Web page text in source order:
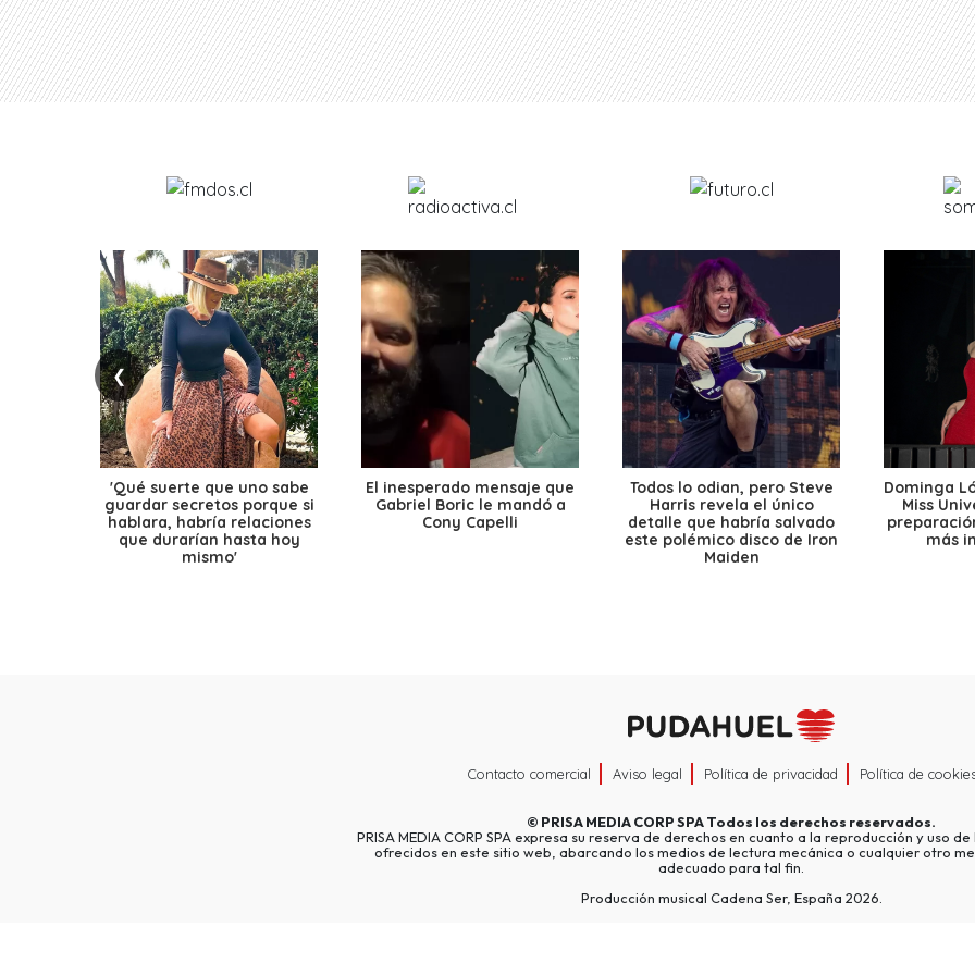
❮
'Qué suerte que uno sabe
guardar secretos porque si
hablara, habría relaciones
que durarían hasta hoy
mismo'
El inesperado mensaje que
Gabriel Boric le mandó a
Cony Capelli
Todos lo odian, pero Steve
Harris revela el único
detalle que habría salvado
este polémico disco de Iron
Maiden
Dominga
Miss
más
Contacto comercial Aviso legal Política de privacidad Política de
© PRISA MEDIA CORP SPATodos los derechos reservados.
PRISA MEDIA CORP SPA expresa su reserva de derechos en cuanto a la reproducción y uso
ofrecidos en este sitio web, abarcando los medios de lectura mecánica o cualquier otro
adecuado para tal fin.
Producción musical Cadena Ser, España 2026.